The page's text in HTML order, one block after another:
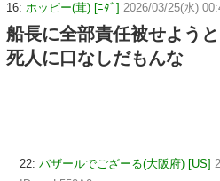
16: ホッピー(茸) [ﾆﾀﾞ] 2026/03/25(水)
船長に全部責任被せよう
死人に口なしだもんな
22: バザールでござーる(大阪府) [US]